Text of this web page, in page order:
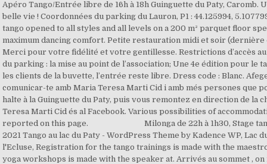
Apéro Tango/Entrée libre de 16h à 18h Guinguette du Paty, Caromb.
belle vie ! Coordonnées du parking du Lauron, P1 : 44.125994,
tango opened to all styles and all levels on a 200 m² parquet floor
maximum dancing comfort. Petite restauration midi et soir (dernière
Merci pour votre fidélité et votre gentillesse. Restrictions d’accès
du parking : la mise au point de l’association; Une 4e édition pour le
les clients de la buvette, l’entrée reste libre. Dress code : Blanc.
comunicar-te amb Maria Teresa Marti Cid i amb més persones que
halte à la Guinguette du Paty, puis vous remontez en direction de la
Teresa Marti Cid és al Facebook. Various possibilities of
reported on this page. Milonga de 22h à 1h30, Stage
2021 Tango au lac du Paty - WordPress Theme by Kadence WP, Lac
l'Ecluse, Registration for the tango trainings is made with the
yoga workshops is made with the speaker at. Arrivés au sommet ,